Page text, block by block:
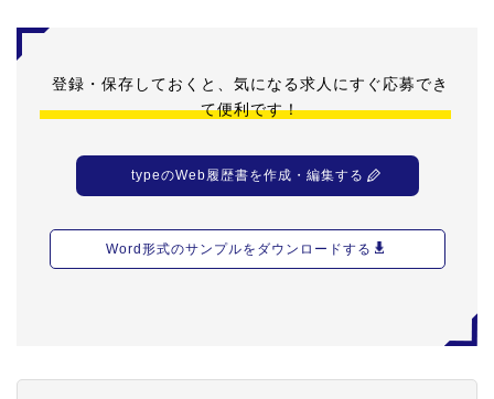
登録・保存しておくと、気になる求人にすぐ応募でき
て便利です！
typeのWeb履歴書を作成・編集する
Word形式のサンプルをダウンロードする